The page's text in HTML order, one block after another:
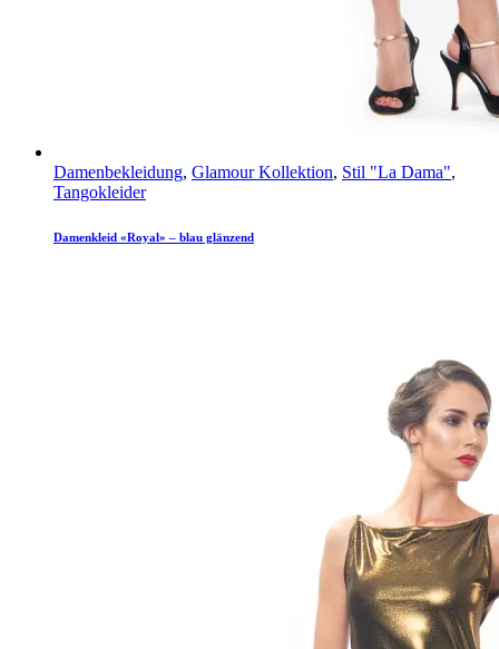
Damenbekleidung, Glamour Kollektion, Stil "La Dama",
Tangokleider
Damenkleid «Royal» – blau glänzend